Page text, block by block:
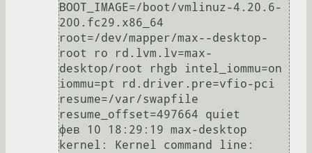
BOOT_IMAGE=/boot/vmlinuz-4.20.6-
200.fc29.x86_64
root=/dev/mapper/max--desktop-
root ro rd.lvm.lv=max-
desktop/root rhgb intel_iommu=on
iommu=pt rd.driver.pre=vfio-pci
resume=/var/swapfile
resume_offset=497664 quiet
фев 10 18:29:19 max-desktop
kernel: Kernel command line: